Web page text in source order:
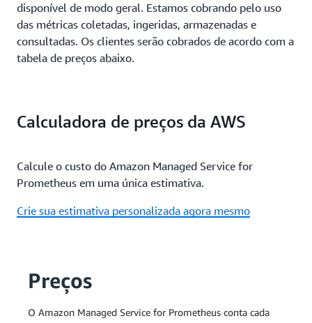
disponível de modo geral. Estamos cobrando pelo uso
das métricas coletadas, ingeridas, armazenadas e
consultadas. Os clientes serão cobrados de acordo com a
tabela de preços abaixo.
Calculadora de preços da AWS
Calcule o custo do Amazon Managed Service for
Prometheus em uma única estimativa.
Crie sua estimativa personalizada agora mesmo
Preços
O Amazon Managed Service for Prometheus conta cada